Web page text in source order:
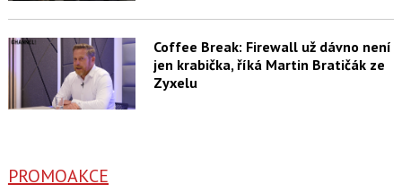
Coffee Break: Firewall už dávno není
jen krabička, říká Martin Bratičák ze
Zyxelu
PROMOAKCE